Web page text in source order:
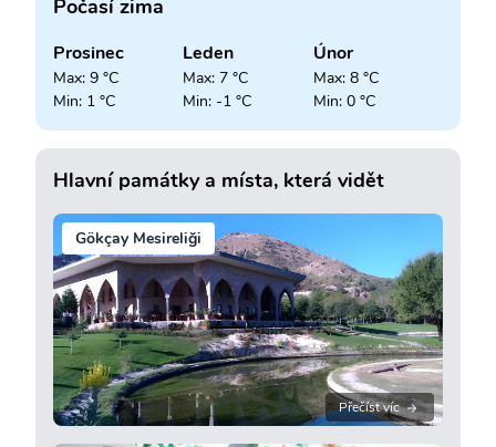
Počasí zima
Prosinec
Max: 9 °C
Min: 1 °C
Leden
Max: 7 °C
Min: -1 °C
Únor
Max: 8 °C
Min: 0 °C
Hlavní památky a místa, která vidět
Gökçay Mesireliği
Přečíst víc